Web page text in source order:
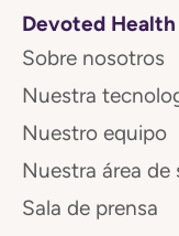
Devoted Health
Sobre nosotros
Nuestra
Nuestro equipo
Nuestra área de
Sala de prensa